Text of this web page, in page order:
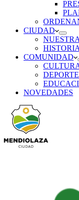
CIUDAD
HISTORIA
COMUNIDAD
NOVEDADES